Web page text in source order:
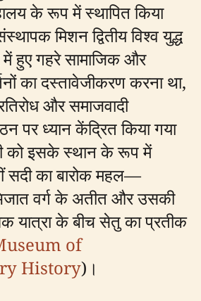
के रूप में स्थापित किया
मिशन द्वितीय विश्व युद्ध
हुए गहरे सामाजिक और
का दस्तावेजीकरण करना था,
और समाजवादी
पर ध्यान केंद्रित किया गया
को इसके स्थान के रूप में
का बारोक महल—
वर्ग के अतीत और उसकी
यात्रा के बीच सेतु का प्रतीक
of
History)।